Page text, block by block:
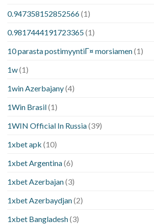
0.947358152852566(1)
0.9817444191723365(1)
10 parasta postimyyntiГ¤ morsiamen(1)
1w(1)
1win Azerbajany(4)
1Win Brasil(1)
1WIN Official In Russia(39)
1xbet apk (10)
1xbet Argentina(6)
1xbet Azerbajan(3)
1xbet Azerbaydjan(2)
1xbet Bangladesh(3)